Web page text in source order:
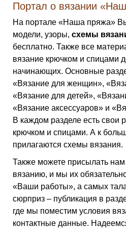
Портал о вязании
На портале «Наша пряжа»
модели, узоры, схемы
бесплатно. Также все
вязание крючком и спицами
начинающих. Основные
«Вязание для женщин»,
«Вязание для детей»,
«Вязание аксессуаров» и
В каждом разделе есть свои
крючком и спицами. А к
прилагаются схемы вязания.
Также можете присылать
вязанию, и мы их
«Ваши работы», а самых
сюрприз – публикация в
где мы поместим условия
контактные данные.